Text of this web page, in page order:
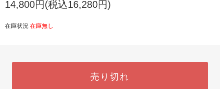
14,800円(税込16,280円)
在庫状況 在庫無し
売り切れ